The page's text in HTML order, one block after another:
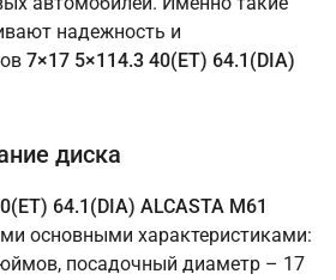
надежность и
7×17 5×114.3 40(ET) 64.1(DIA)
диска
64.1(DIA) ALCASTA M61
основными характеристиками:
посадочный диаметр – 17